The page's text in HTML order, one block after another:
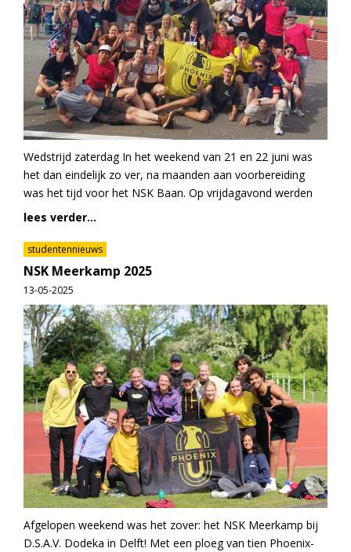
Wedstrijd zaterdag In het weekend van 21 en 22 juni was
het dan eindelijk zo ver, na maanden aan voorbereiding
was het tijd voor het NSK Baan. Op vrijdagavond werden
lees verder...
studentennieuws
NSK Meerkamp 2025
13-05-2025
Afgelopen weekend was het zover: het NSK Meerkamp bij
D.S.A.V. Dodeka in Delft! Met een ploeg van tien Phoenix-